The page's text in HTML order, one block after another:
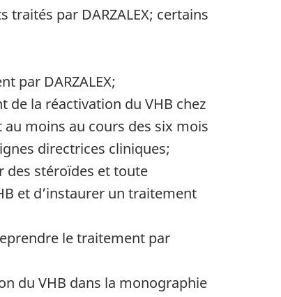
traités par DARZALEX; certains
par DARZALEX;
la réactivation du VHB chez
moins au cours des six mois
directrices cliniques;
des stéroïdes et toute
et d’instaurer un traitement
le traitement par
du VHB dans la monographie